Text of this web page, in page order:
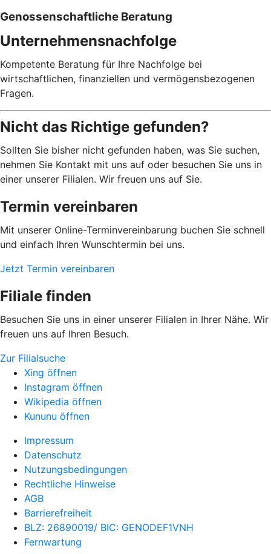
Genossenschaftliche Beratung
Unternehmensnachfolge
Kompetente Beratung für Ihre Nachfolge bei
wirtschaftlichen, finanziellen und vermögensbezogenen
Fragen.
Nicht das Richtige gefunden?
Sollten Sie bisher nicht gefunden haben, was Sie suchen,
nehmen Sie Kontakt mit uns auf oder besuchen Sie uns in
einer unserer Filialen. Wir freuen uns auf Sie.
Termin vereinbaren
Mit unserer Online-Terminvereinbarung buchen Sie schnell
und einfach Ihren Wunschtermin bei uns.
Jetzt Termin vereinbaren
Filiale finden
Besuchen Sie uns in einer unserer Filialen in Ihrer Nähe. Wir
freuen uns auf Ihren Besuch.
Zur Filialsuche
Xing öffnen
Instagram öffnen
Wikipedia öffnen
Kununu öffnen
Impressum
Datenschutz
Nutzungsbedingungen
Rechtliche Hinweise
AGB
Barrierefreiheit
BLZ: 26890019/ BIC: GENODEF1VNH
Fernwartung